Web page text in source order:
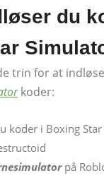
du
trin for at indløse
koder:
på